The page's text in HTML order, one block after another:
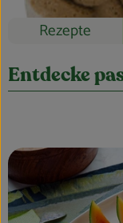
Rezepte
Entdecke